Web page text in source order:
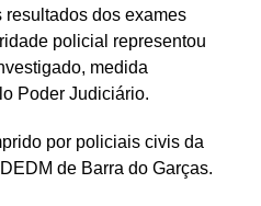
dos exames
policial representou
medida
Poder Judiciário.
por policiais civis da
de Barra do Garças.